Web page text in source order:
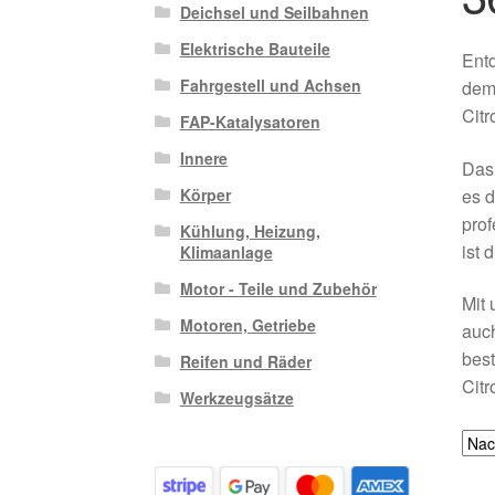
es
ist
Mit
Deichsel und Seilbahnen
Elektrische Bauteile
Fahrgestell und Achsen
FAP-Katalysatoren
Innere
Körper
Kühlung, Heizung,
Klimaanlage
Motor - Teile und Zubehör
Motoren, Getriebe
Reifen und Räder
Werkzeugsätze